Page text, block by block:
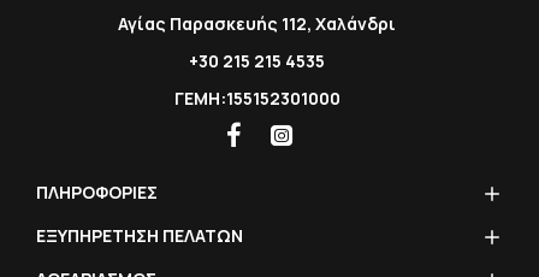
Αγίας Παρασκευής 112, Χαλάνδρι
+30 215 215 4535
ΓΕΜΗ:155152301000
ΠΛΗΡΟΦΟΡΙΕΣ
ΕΞΥΠΗΡΕΤΗΣΗ ΠΕΛΑΤΩΝ